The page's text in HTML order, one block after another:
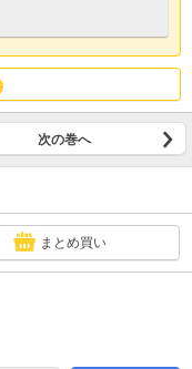
次の巻へ
まとめ買い